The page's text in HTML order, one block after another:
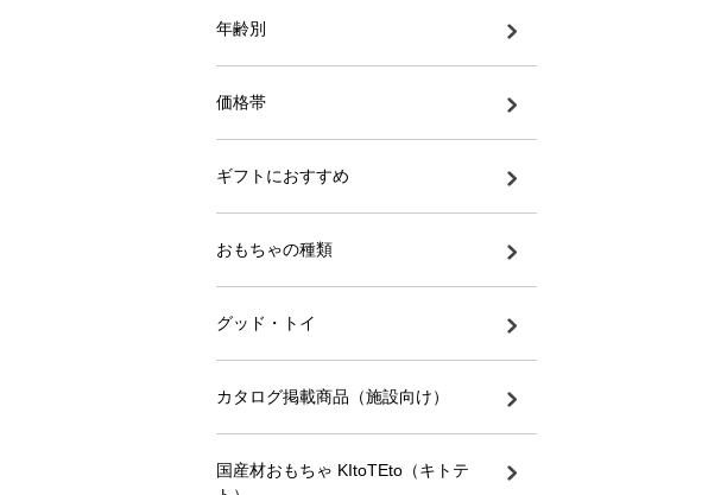
年齢別
価格帯
ギフトにおすすめ
おもちゃの種類
グッド・トイ
カタログ掲載商品（施設向け）
国産材おもちゃ KItoTEto（キトテ